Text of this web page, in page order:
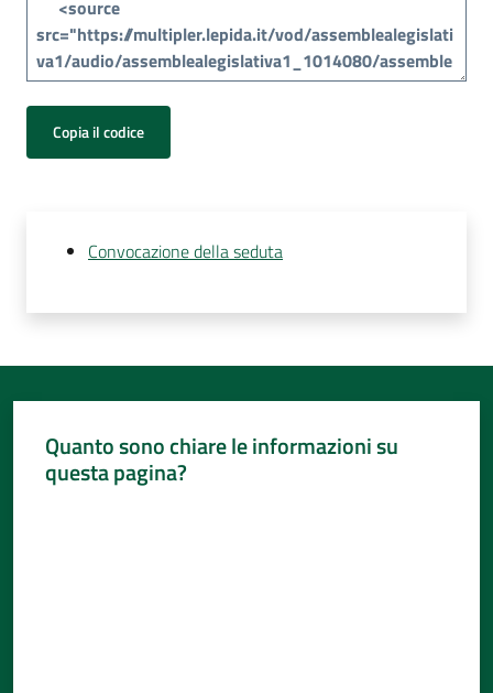
Copia il codice
Convocazione della seduta
Quanto sono chiare le informazioni su
questa pagina?